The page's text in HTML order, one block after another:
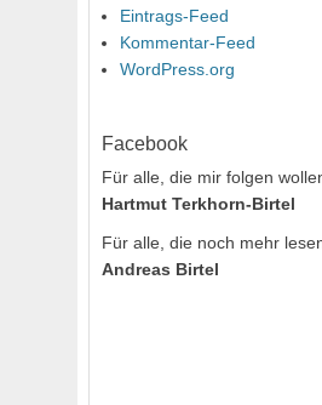
Eintrags-Feed
Kommentar-Feed
WordPress.org
Facebook
Für alle, die mir folgen
Hartmut Terkhorn-Birtel
Für alle, die noch mehr
Andreas Birtel